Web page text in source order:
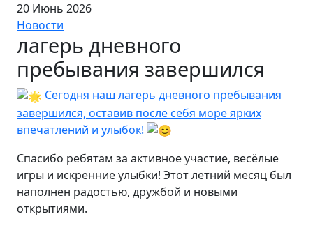
20 Июнь 2026
Новости
лагерь дневного
пребывания завершился
Сегодня наш лагерь дневного пребывания
завершился, оставив после себя море ярких
впечатлений и улыбок!
Спасибо ребятам за активное участие, весёлые
игры и искренние улыбки! Этот летний месяц был
наполнен радостью, дружбой и новыми
открытиями.